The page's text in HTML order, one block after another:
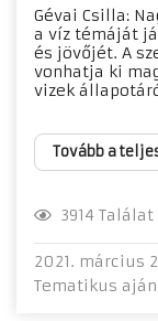
Gévai Csilla:
a víz témáját
és jövőjét. A
vonhatja ki
vizek
Tovább a
3914 Találat
2021. március
Tematikus